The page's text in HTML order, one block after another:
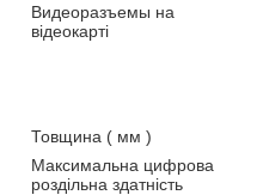
Видеоразъемы на
відеокарті
Товщина ( мм )
Максимальна цифрова
роздільна здатність